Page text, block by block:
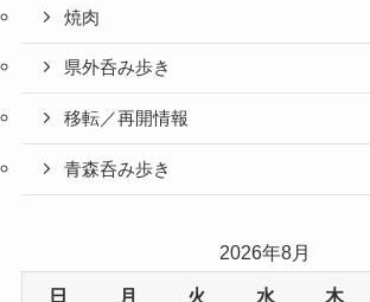
焼肉
県外呑み歩き
移転／再開情報
青森呑み歩き
2026年8月
日 月 火 水 木